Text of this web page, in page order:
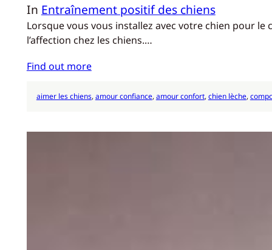
In Entraînement positif des chiens
Lorsque vous vous installez avec votre chien pour
l’affection chez les chiens.…
Find out more
aimer les chiens, amour confiance, amour confort, chien lèche,